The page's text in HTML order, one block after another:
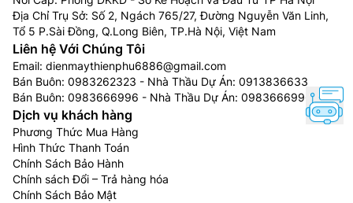
Địa Chỉ Trụ Sở: Số 2, Ngách 765/27, Đường Nguyễn Văn Linh,
Tổ 5 P.Sài Đồng, Q.Long Biên, TP.Hà Nội, Việt Nam
Liên hệ Với Chúng Tôi
Email: dienmaythienphu6886@gmail.com
Bán Buôn: 0983262323 - Nhà Thầu Dự Án: 0913836633
Bán Buôn: 0983666996 - Nhà Thầu Dự Án: 0983666996
Dịch vụ khách hàng
Phương Thức Mua Hàng
Hình Thức Thanh Toán
Chính Sách Bảo Hành
Chính sách Đổi – Trả hàng hóa
Chính Sách Bảo Mật